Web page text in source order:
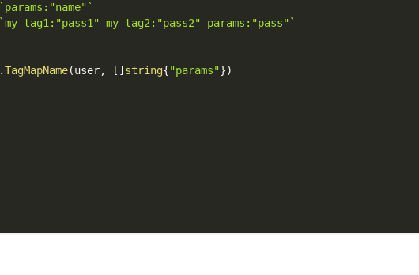
`params:"name"`
`my-tag1:"pass1" my-tag2:"pass2" params:"pass"`
.TagMapName(user, [ ] string{"params"})